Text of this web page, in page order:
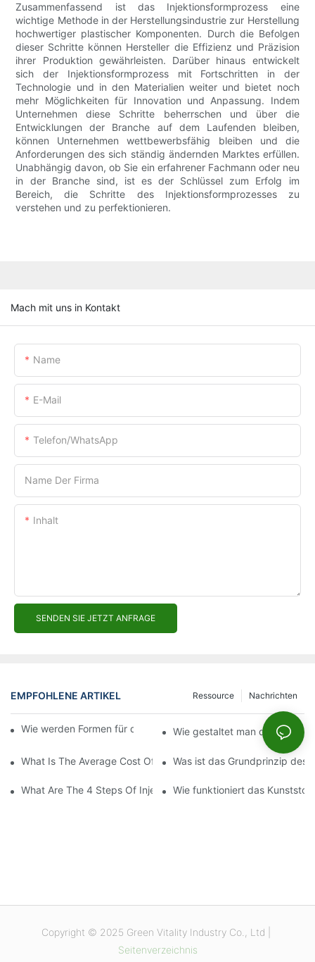
Zusammenfassend ist das Injektionsformprozess eine
wichtige Methode in der Herstellungsindustrie zur Herstellung
hochwertiger plastischer Komponenten. Durch die Befolgen
dieser Schritte können Hersteller die Effizienz und Präzision
ihrer Produktion gewährleisten. Darüber hinaus entwickelt
sich der Injektionsformprozess mit Fortschritten in der
Technologie und in den Materialien weiter und bietet noch
mehr Möglichkeiten für Innovation und Anpassung. Indem
Unternehmen diese Schritte beherrschen und über die
Entwicklungen der Branche auf dem Laufenden bleiben,
können Unternehmen wettbewerbsfähig bleiben und die
Anforderungen des sich ständig ändernden Marktes erfüllen.
Unabhängig davon, ob Sie ein erfahrener Fachmann oder neu
in der Branche sind, ist es der Schlüssel zum Erfolg im
Bereich, die Schritte des Injektionsformprozesses zu
verstehen und zu perfektionieren.
Mach mit uns in Kontakt
Name
E-Mail
Telefon/WhatsApp
Name Der Firma
Inhalt
SENDEN SIE JETZT ANFRAGE
EMPFOHLENE ARTIKEL Nachrichten
Ressource
Wie werden Formen für den Spritzguss hergestellt?
Wie gestaltet man das
What Is The Average Cost Of An Injection Mold?Was ist das Grundprinzip des
What Are The 4 Steps Of Injection Molding?
Wie funktioniert das
Copyright © 2025 Green Vitality Industry Co., Ltd |
Seitenverzeichnis